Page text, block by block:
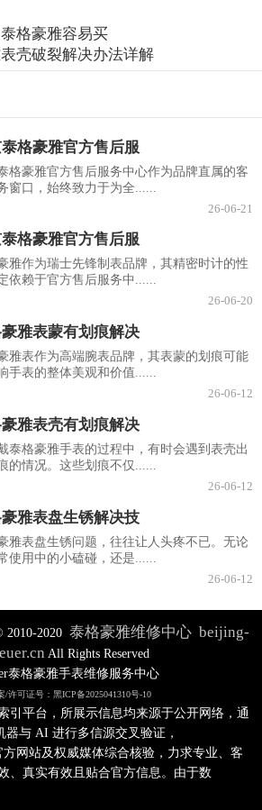
格豪雅容易买
壳破裂解决办法详解
格豪雅官方售后服
格豪雅官方售后服务中心作为品牌直属的客
窗口，始终致力于为全......
26-06-21
格豪雅官方售后服
雅作为瑞士先锋制表品牌，其精密时计的性
依赖于官方售后服务中......
26-06-20
雅表蒙有划痕解决
雅表作为高端腕表品牌，其表蒙的划痕可能
手表的整体美观和价值......
26-06-12
雅表壳有划痕解决
泰格豪雅手表的过程中，有时会遇到表壳出
的情况。这些划痕不仅......
26-06-12
雅表盘生锈解决技
雅表盘生锈问题，往往让人头疼不已。无论
使用中的小磕碰，还是......
26-06-12
2010-2020 泰格豪雅维修中心 beijing-
All Rights Reserved
泰格豪雅手表维修服务中心
/许可证号：黑ICP备2025041310号-10
引平台，所展示信息均来源于公开网络，通
器与 AI 进行多信源交叉验证，
网站及权威媒体综合核验，力求专业、客
、真实有效且贴合官方信息。由于数